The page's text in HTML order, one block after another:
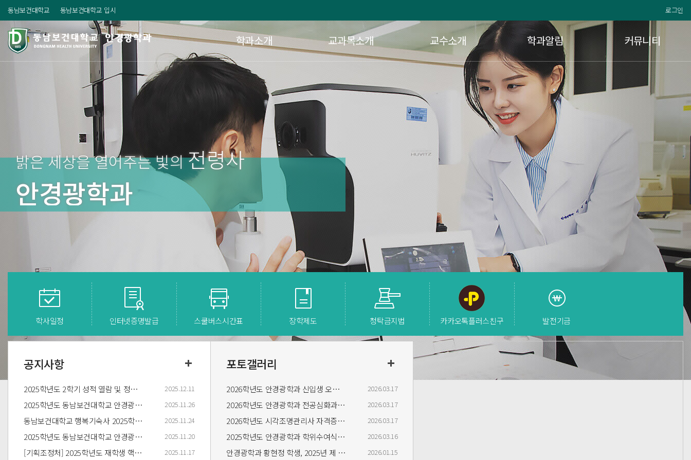
동남보건대학교 동남보건대학교 입시 로그인
학과소개 교과목소개 교수소개 학과알림 커뮤니티
밝은 세상을 열어주는 빛의전령사
안경광학과
학사일정 인터넷증명발급 스쿨버스시간표 장학제도 청탁금지법 카카오톡플러스친구 발전기금
공지사항
2025학년도 2학기 성적 열람 및 정정기간 공고 2025.12.11
2025학년도 동남보건대학교 안경광학과 [역량기반]2차 현장실습 일지 콘테스트 결과 안내 2025.11.26
동남보건대학교 행복기숙사 2025학년도 동계방학 입사 모집 안내 2025.11.24
2025학년도 동남보건대학교 안경광학과 2026년 1학기 국가장학금 1유형 신청 안내 2025.11.20
[기획조정처] 2025학년도 재학생 핵심역량 진단 실시 안내 및 참여 요청 2025.11.17
포토갤러리
2026학년도 안경광학과 신입생 오리엔테이션 (3/13) 2026.03.17
2026학년도 안경광학과 전공심화과정 오리엔테이션 (3/9) 2026.03.17
2026학년도 시각조명관리사 자격증 수여식(3/5) 2026.03.17
2025학년도 안경광학과 학위수여식(2/4) 2026.03.16
안경광학과 황현정 학생, 2025년 제 38회 안경사 국가시험 전국수석 영예 2026.01.15